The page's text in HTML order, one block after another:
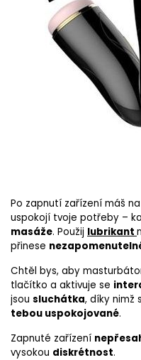
Po zapnutí zařízení máš
uspokojí tvoje potřeby –
masáže. Použij lubrikant
přinese
Chtěl bys, aby
tlačítko a aktivuje se
jsou sluchátka, díky nimž
tebou uspokojované.
Zapnuté zařízení
vysokou diskrétnost.